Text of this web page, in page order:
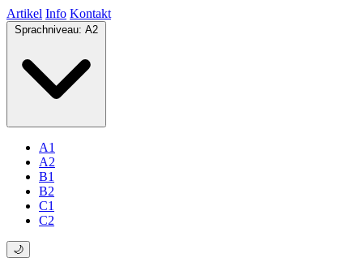
Artikel Info Kontakt
Sprachniveau: A2
A1
A2
B1
B2
C1
C2
🌙